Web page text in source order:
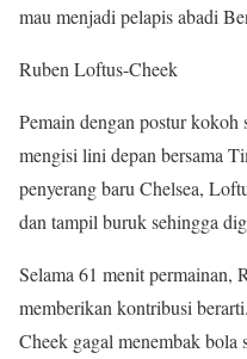
mau menjadi pelapis abadi
Ruben Loftus-Cheek
Pemain dengan postur
mengisi lini depan bersama
penyerang baru Chelsea,
dan tampil buruk sehingga
Selama 61 menit permainan,
memberikan kontribusi
Cheek gagal menembak